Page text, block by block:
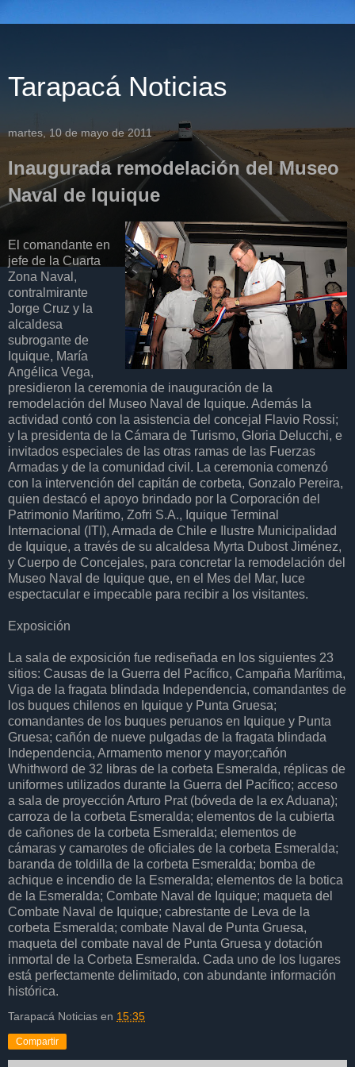
Tarapacá Noticias
martes, 10 de mayo de 2011
Inaugurada remodelación del Museo
Naval de Iquique
El comandante en
jefe de la Cuarta
Zona Naval,
contralmirante
Jorge Cruz y la
alcaldesa
subrogante de
Iquique, María
Angélica Vega,
presidieron la ceremonia de inauguración de la
remodelación del Museo Naval de Iquique. Además la
actividad contó con la asistencia del concejal Flavio Rossi;
y la presidenta de la Cámara de Turismo, Gloria Delucchi, e
invitados especiales de las otras ramas de las Fuerzas
Armadas y de la comunidad civil. La ceremonia comenzó
con la intervención del capitán de corbeta, Gonzalo Pereira,
quien destacó el apoyo brindado por la Corporación del
Patrimonio Marítimo, Zofri S.A., Iquique Terminal
Internacional (ITI), Armada de Chile e Ilustre Municipalidad
de Iquique, a través de su alcaldesa Myrta Dubost Jiménez,
y Cuerpo de Concejales, para concretar la remodelación del
Museo Naval de Iquique que, en el Mes del Mar, luce
espectacular e impecable para recibir a los visitantes.
Exposición
La sala de exposición fue rediseñada en los siguientes 23
sitios: Causas de la Guerra del Pacífico, Campaña Marítima,
Viga de la fragata blindada Independencia, comandantes de
los buques chilenos en Iquique y Punta Gruesa;
comandantes de los buques peruanos en Iquique y Punta
Gruesa; cañón de nueve pulgadas de la fragata blindada
Independencia, Armamento menor y mayor;cañón
Whithword de 32 libras de la corbeta Esmeralda, réplicas de
uniformes utilizados durante la Guerra del Pacífico; acceso
a sala de proyección Arturo Prat (bóveda de la ex Aduana);
carroza de la corbeta Esmeralda; elementos de la cubierta
de cañones de la corbeta Esmeralda; elementos de
cámaras y camarotes de oficiales de la corbeta Esmeralda;
baranda de toldilla de la corbeta Esmeralda; bomba de
achique e incendio de la Esmeralda; elementos de la botica
de la Esmeralda; Combate Naval de Iquique; maqueta del
Combate Naval de Iquique; cabrestante de Leva de la
corbeta Esmeralda; combate Naval de Punta Gruesa,
maqueta del combate naval de Punta Gruesa y dotación
inmortal de la Corbeta Esmeralda. Cada uno de los lugares
está perfectamente delimitado, con abundante información
histórica.
Tarapacá Noticias en 15:35
Compartir